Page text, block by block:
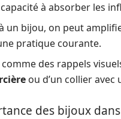
à absorber les
un bijou, on peut
pratique courante.
des rappels
ou d’un collier
des bijoux